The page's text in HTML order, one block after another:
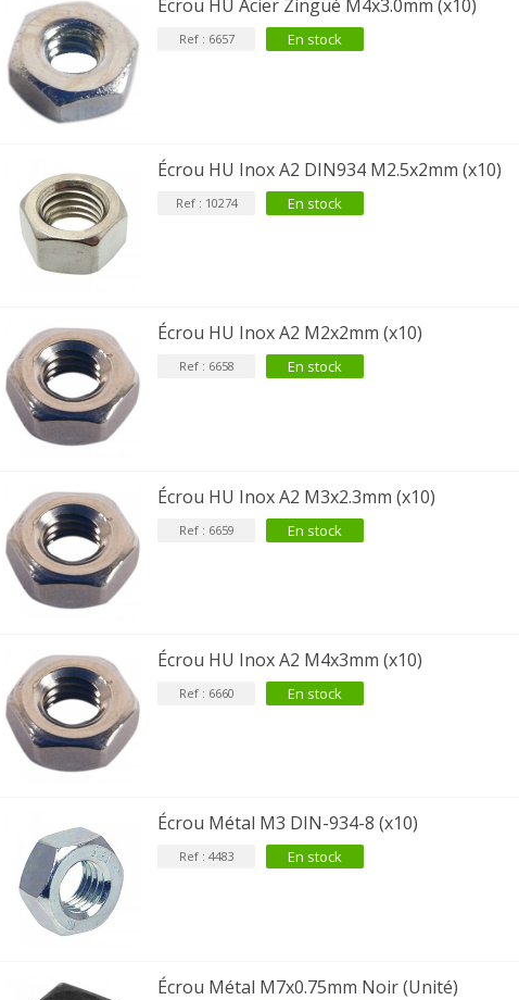
Écrou HU Acier Zingué M4x3.0mm (x10)
Ref : 6657 En stock
Écrou HU Inox A2 DIN934 M2.5x2mm (x10)
Ref : 10274 En stock
Écrou HU Inox A2 M2x2mm (x10)
Ref : 6658 En stock
Écrou HU Inox A2 M3x2.3mm (x10)
Ref : 6659 En stock
Écrou HU Inox A2 M4x3mm (x10)
Ref : 6660 En stock
Écrou Métal M3 DIN-934-8 (x10)
Ref : 4483 En stock
Écrou Métal M7x0.75mm Noir (Unité)